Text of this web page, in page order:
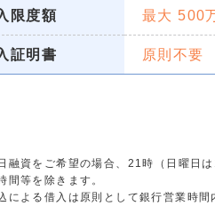
限度額 最大 500
証明書 原則不要
融資をご希望の場合、21時（日曜日
間等を除きます。
による借入は原則として銀行営業時間